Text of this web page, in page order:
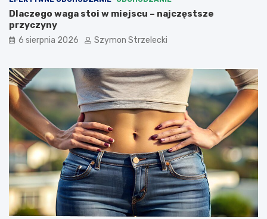
c
–
n
j
c
z
ę
s
z
e
p
r
z
y
c
y
o
m
g
a
s
c
h
u
n
ą
ć
?
Dlaczego waga stoi w miejscu – najczęstsze
przyczyny
6 sierpnia 2026 Szymon Strzelecki